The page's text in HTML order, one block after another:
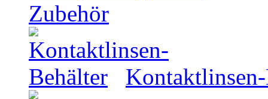
Zubehör